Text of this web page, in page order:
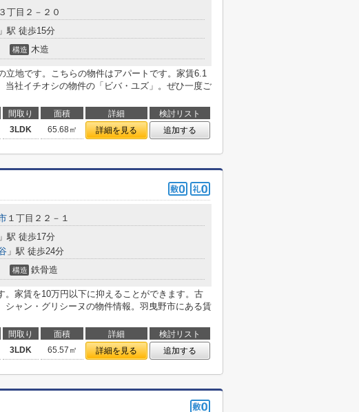
３丁目２－２０
」駅 徒歩15分
構造 木造
立地です。こちらの物件はアパートです。家賃6.1
当社イチオシの物件の「ビバ・ユズ」。ぜひ一度ご
間取り 面積 詳細
検討リスト
3LDK 65.68㎡ 詳細を見る 追加する
１丁目２２－１
」駅 徒歩17分
」駅 徒歩24分
構造 鉄骨造
。家賃を10万円以下に抑えることができます。古
シャン・グリシーヌの物件情報。羽曳野市にある賃
間取り 面積 詳細
検討リスト
3LDK 65.57㎡ 詳細を見る 追加する